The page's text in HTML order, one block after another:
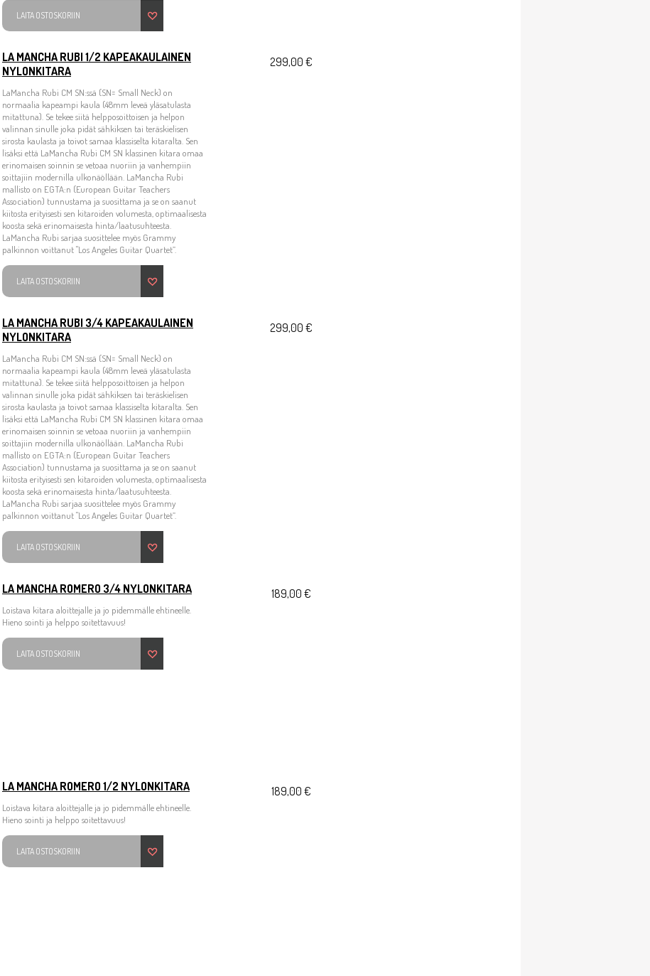
LAITA OSTOSKORIIN
LA MANCHA RUBI 1/2 KAPEAKAULAINEN
NYLONKITARA
LaMancha Rubi CM SN:ssä (SN= Small Neck) on
normaalia kapeampi kaula (48mm leveä yläsatulasta
mitattuna). Se tekee siitä helpposoittoisen ja helpon
valinnan sinulle joka pidät sähkiksen tai teräskielisen
sirosta kaulasta ja toivot samaa klassiselta kitaralta. Sen
lisäksi että LaMancha Rubi CM SN klassinen kitara omaa
erinomaisen soinnin se vetoaa nuoriin ja vanhempiin
soittajiin modernilla ulkonäöllään. LaMancha Rubi
mallisto on EGTA:n (European Guitar Teachers
Association) tunnustama ja suosittama ja se on saanut
kiitosta erityisesti sen kitaroiden volumesta, optimaalisesta
koosta sekä erinomaisesta hinta/laatusuhteesta.
LaMancha Rubi sarjaa suosittelee myös Grammy
palkinnon voittanut "Los Angeles Guitar Quartet”.
LAITA OSTOSKORIIN
299,00 €
LA MANCHA RUBI 3/4 KAPEAKAULAINEN
NYLONKITARA
LaMancha Rubi CM SN:ssä (SN= Small Neck) on
normaalia kapeampi kaula (48mm leveä yläsatulasta
mitattuna). Se tekee siitä helpposoittoisen ja helpon
valinnan sinulle joka pidät sähkiksen tai teräskielisen
sirosta kaulasta ja toivot samaa klassiselta kitaralta. Sen
lisäksi että LaMancha Rubi CM SN klassinen kitara omaa
erinomaisen soinnin se vetoaa nuoriin ja vanhempiin
soittajiin modernilla ulkonäöllään. LaMancha Rubi
mallisto on EGTA:n (European Guitar Teachers
Association) tunnustama ja suosittama ja se on saanut
kiitosta erityisesti sen kitaroiden volumesta, optimaalisesta
koosta sekä erinomaisesta hinta/laatusuhteesta.
LaMancha Rubi sarjaa suosittelee myös Grammy
palkinnon voittanut "Los Angeles Guitar Quartet”.
LAITA OSTOSKORIIN
299,00 €
LA MANCHA ROMERO 3/4 NYLONKITARA
Loistava kitara aloittejalle ja jo pidemmälle ehtineelle.
Hieno sointi ja helppo soitettavuus!
LAITA OSTOSKORIIN
189,00 €
LA MANCHA ROMERO 1/2 NYLONKITARA
Loistava kitara aloittejalle ja jo pidemmälle ehtineelle.
Hieno sointi ja helppo soitettavuus!
LAITA OSTOSKORIIN
189,00 €